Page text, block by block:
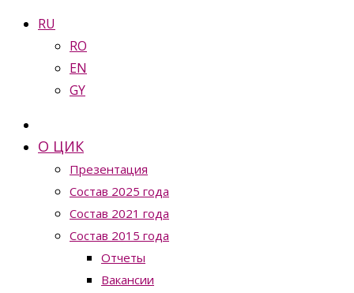
RU
RO
EN
GY
О ЦИК
Презентация
Состав 2025 года
Состав 2021 года
Состав 2015 года
Отчеты
Вакансии